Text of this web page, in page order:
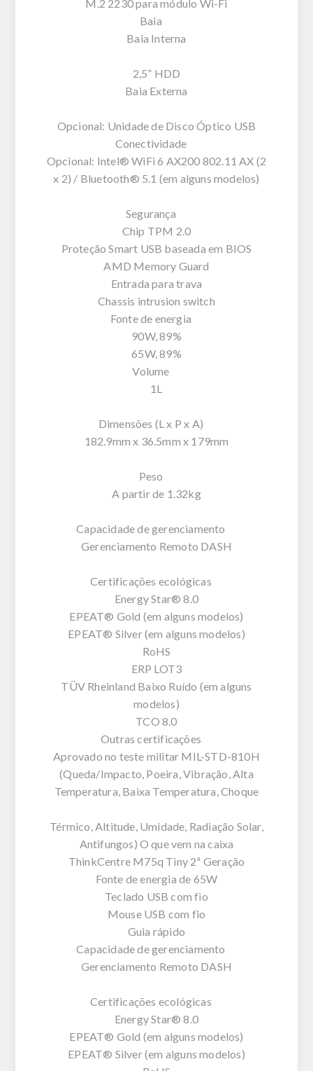
M.2 2230 para módulo Wi-Fi
Baia
Baia Interna
2,5” HDD
Baia Externa
Opcional: Unidade de Disco Óptico USB
Conectividade
Opcional: Intel® WiFi 6 AX200 802.11 AX (2
x 2) / Bluetooth® 5.1 (em alguns modelos)
Segurança
Chip TPM 2.0
Proteção Smart USB baseada em BIOS
AMD Memory Guard
Entrada para trava
Chassis intrusion switch
Fonte de energia
90W, 89%
65W, 89%
Volume
1L
Dimensões (L x P x A)
182.9mm x 36.5mm x 179mm
Peso
A partir de 1.32kg
Capacidade de gerenciamento
Gerenciamento Remoto DASH
Certificações ecológicas
Energy Star® 8.0
EPEAT® Gold (em alguns modelos)
EPEAT® Silver (em alguns modelos)
RoHS
ERP LOT3
TÜV Rheinland Baixo Ruído (em alguns
modelos)
TCO 8.0
Outras certificações
Aprovado no teste militar MIL-STD-810H
(Queda/Impacto, Poeira, Vibração, Alta
Temperatura, Baixa Temperatura, Choque
Térmico, Altitude, Umidade, Radiação Solar,
Antifungos) O que vem na caixa
ThinkCentre M75q Tiny 2ª Geração
Fonte de energia de 65W
Teclado USB com fio
Mouse USB com fio
Guia rápido
Capacidade de gerenciamento
Gerenciamento Remoto DASH
Certificações ecológicas
Energy Star® 8.0
EPEAT® Gold (em alguns modelos)
EPEAT® Silver (em alguns modelos)